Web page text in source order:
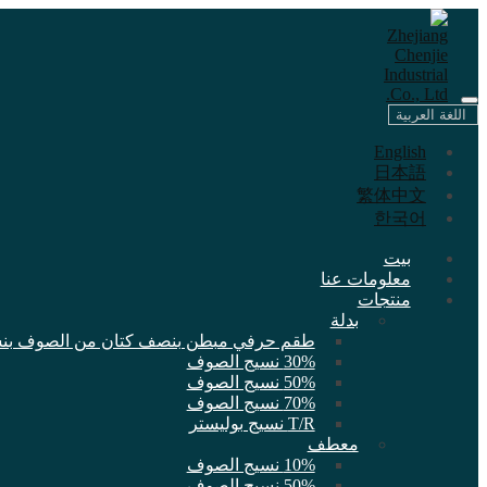
اللغة العربية
English
日本語
繁体中文
한국어
بيت
معلومات عنا
منتجات
بدلة
طقم حرفي مبطن بنصف كتان من الصوف بنسبة
30% نسيج الصوف
50% نسيج الصوف
70% نسيج الصوف
T/R نسيج بوليستر
معطف
10% نسيج الصوف